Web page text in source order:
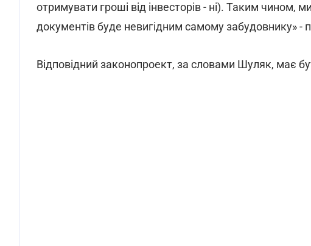
отримувати гроші від інвесторів - ні). Таким чином,
документів буде невигідним самому забудовнику» -
Відповідний законопроект, за словами Шуляк, має